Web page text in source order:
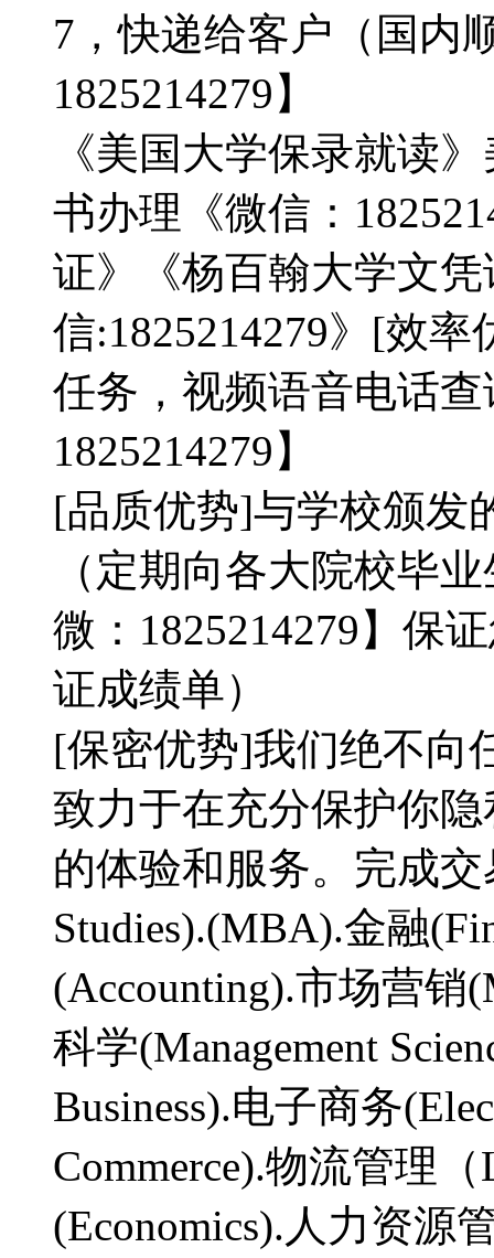
7，快递给客户（国内
1825214279】
《美国大学保录就读
书办理《微信：
证》《杨百翰大学文
信:1825214279》[效
任务，视频语音电话
1825214279】
[品质优势]与学校颁发
（定期向各大院校毕
微：1825214279】保
证成绩单）
[保密优势]我们绝不向
致力于在充分保护你
的体验和服务。完成交
Studies).(MBA).金融
(Accounting).市场营销
科学(Management
Business).电子商务
Commerce).物流管理
(Economics).人力资源